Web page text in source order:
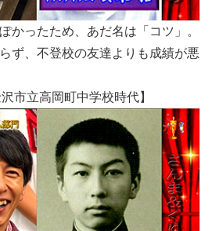
かったため、あだ名は「コツ」。
ず、不登校の友達よりも成績が悪
市立高岡町中学校時代】